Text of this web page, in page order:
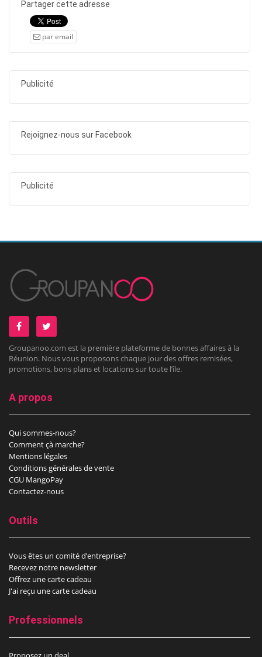
Partager cette adresse
par email
Publicité
Rejoignez-nous sur Facebook
Publicité
Groupanoo.com est la première plateforme de bonnes affaires à la
Réunion. Nous vous proposons chaque jour des offres remisées,
promotions, bons plans et locations sur toute l’île.
A propos
Qui sommes-nous?
Comment çà marche?
Mentions légales
Conditions générales de vente
CGU MangoPay
Contactez-nous
Outils
Vous êtes un comité d’entreprise?
Recevez notre newsletter
Offrez une carte cadeau
J'ai reçu une carte cadeau
Professionnels